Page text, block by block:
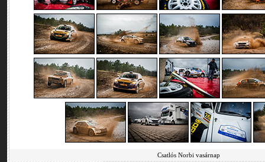
Csatlós Norbi vasárnap